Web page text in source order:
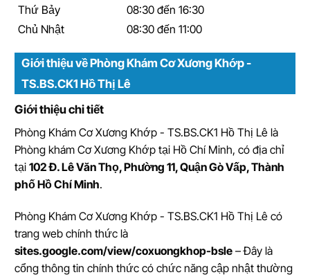
Thứ Bảy
08:30 đến 16:30
Chủ Nhật
08:30 đến 11:00
Giới thiệu về Phòng Khám Cơ Xương Khớp -
TS.BS.CK1 Hồ Thị Lê
Giới thiệu chi tiết
Phòng Khám Cơ Xương Khớp - TS.BS.CK1 Hồ Thị Lê là
Phòng khám Cơ Xương Khớp tại Hồ Chí Minh, có địa chỉ
tại 102 Đ. Lê Văn Thọ, Phường 11, Quận Gò Vấp, Thành
phố Hồ Chí Minh.
Phòng Khám Cơ Xương Khớp - TS.BS.CK1 Hồ Thị Lê có
trang web chính thức là
sites.google.com/view/coxuongkhop-bsle – Đây là
cổng thông tin chính thức có chức năng cập nhật thường